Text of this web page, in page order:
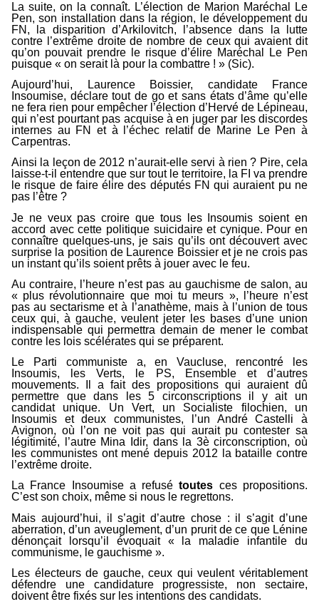
La suite, on la connaît. L’élection de Marion Maréchal Le
Pen, son installation dans la région, le développement du
FN, la disparition d’Arkilovitch, l’absence dans la lutte
contre l’extrême droite de nombre de ceux qui avaient dit
qu’on pouvait prendre le risque d’élire Maréchal Le Pen
puisque « on serait là pour la combattre ! » (Sic).
Aujourd’hui, Laurence Boissier, candidate France
Insoumise, déclare tout de go et sans états d’âme qu’elle
ne fera rien pour empêcher l’élection d’Hervé de Lépineau,
qui n’est pourtant pas acquise à en juger par les discordes
internes au FN et à l’échec relatif de Marine Le Pen à
Carpentras.
Ainsi la leçon de 2012 n’aurait-elle servi à rien ? Pire, cela
laisse-t-il entendre que sur tout le territoire, la FI va prendre
le risque de faire élire des députés FN qui auraient pu ne
pas l’être ?
Je ne veux pas croire que tous les Insoumis soient en
accord avec cette politique suicidaire et cynique. Pour en
connaître quelques-uns, je sais qu’ils ont découvert avec
surprise la position de Laurence Boissier et je ne crois pas
un instant qu’ils soient prêts à jouer avec le feu.
Au contraire, l’heure n’est pas au gauchisme de salon, au
« plus révolutionnaire que moi tu meurs », l’heure n’est
pas au sectarisme et à l’anathème, mais à l’union de tous
ceux qui, à gauche, veulent jeter les bases d’une union
indispensable qui permettra demain de mener le combat
contre les lois scélérates qui se préparent.
Le Parti communiste a, en Vaucluse, rencontré les
Insoumis, les Verts, le PS, Ensemble et d’autres
mouvements. Il a fait des propositions qui auraient dû
permettre que dans les 5 circonscriptions il y ait un
candidat unique. Un Vert, un Socialiste filochien, un
Insoumis et deux communistes, l’un André Castelli à
Avignon, où l’on ne voit pas qui aurait pu contester sa
légitimité, l’autre Mina Idir, dans la 3è circonscription, où
les communistes ont mené depuis 2012 la bataille contre
l’extrême droite.
La France Insoumise a refusétoutes ces propositions.
C’est son choix, même si nous le regrettons.
Mais aujourd’hui, il s’agit d’autre chose : il s’agit d’une
aberration, d’un aveuglement, d’un prurit de ce que Lénine
dénonçait lorsqu’il évoquait « la maladie infantile du
communisme, le gauchisme ».
Les électeurs de gauche, ceux qui veulent véritablement
défendre une candidature progressiste, non sectaire,
doivent être fixés sur les intentions des candidats.